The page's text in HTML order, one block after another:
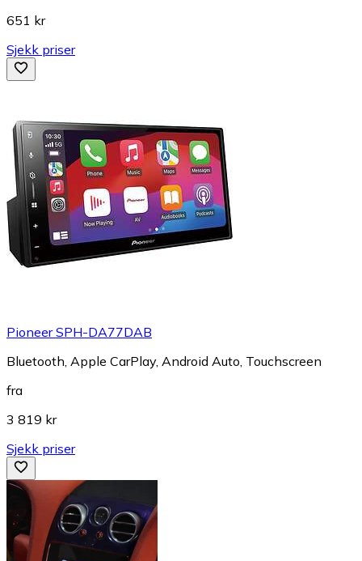
651 kr
Sjekk priser
Pioneer SPH-DA77DAB
Bluetooth, Apple CarPlay, Android Auto, Touchscreen
fra
3 819 kr
Sjekk priser